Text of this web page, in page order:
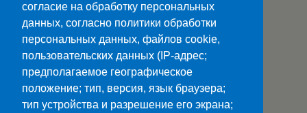
Категории:Новости
согласие на обработку персональных
данных, согласно политики обработки
персональных данных, файлов cookie,
пользовательских данных (IP-адрес;
предполагаемое географическое
положение; тип, версия, язык браузера;
тип устройства и разрешение его экрана;